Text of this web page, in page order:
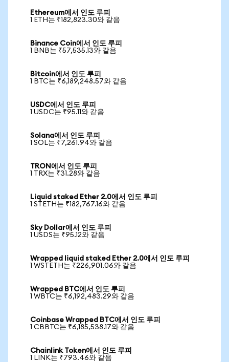
Ethereum에서 인도 루피
1 ETH는 ₹182,823.30와 같음
Binance Coin에서 인도 루피
1 BNB는 ₹57,535.13와 같음
Bitcoin에서 인도 루피
1 BTC는 ₹6,189,248.57와 같음
USDC에서 인도 루피
1 USDC는 ₹95.11와 같음
Solana에서 인도 루피
1 SOL는 ₹7,261.94와 같음
TRON에서 인도 루피
1 TRX는 ₹31.28와 같음
Liquid staked Ether 2.0에서 인도 루피
1 STETH는 ₹182,767.16와 같음
Sky Dollar에서 인도 루피
1 USDS는 ₹95.12와 같음
Wrapped liquid staked Ether 2.0에서 인도 루피
1 WSTETH는 ₹226,901.06와 같음
Wrapped BTC에서 인도 루피
1 WBTC는 ₹6,192,483.29와 같음
Coinbase Wrapped BTC에서 인도 루피
1 CBBTC는 ₹6,185,538.17와 같음
Chainlink Token에서 인도 루피
1 LINK는 ₹793.46와 같음